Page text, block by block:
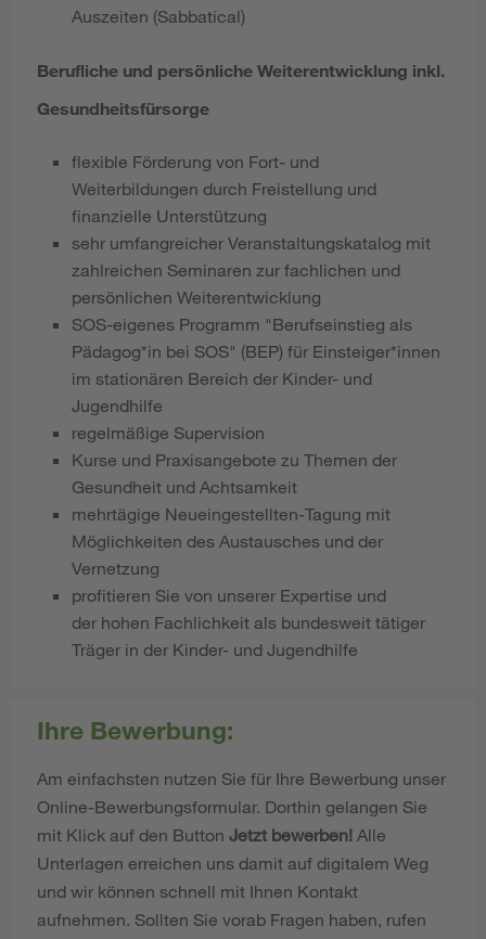
Auszeiten (Sabbatical)
Berufliche und persönliche Weiterentwicklung inkl.
Gesundheitsfürsorge
flexible Förderung von Fort- und
Weiterbildungen durch Freistellung und
finanzielle Unterstützung
sehr umfangreicher Veranstaltungskatalog mit
zahlreichen Seminaren zur fachlichen und
persönlichen Weiterentwicklung
SOS-eigenes Programm "Berufseinstieg als
Pädagog*in bei SOS" (BEP) für Einsteiger*innen
im stationären Bereich der Kinder- und
Jugendhilfe
regelmäßige Supervision
Kurse und Praxisangebote zu Themen der
Gesundheit und Achtsamkeit
mehrtägige Neueingestellten-Tagung mit
Möglichkeiten des Austausches und der
Vernetzung
profitieren Sie von unserer Expertise und
der hohen Fachlichkeit als bundesweit tätiger
Träger in der Kinder- und Jugendhilfe
Ihre Bewerbung:
Am einfachsten nutzen Sie für Ihre Bewerbung unser
Online-Bewerbungsformular. Dorthin gelangen Sie
mit Klick auf den Button Jetzt bewerben! Alle
Unterlagen erreichen uns damit auf digitalem Weg
und wir können schnell mit Ihnen Kontakt
aufnehmen. Sollten Sie vorab Fragen haben, rufen